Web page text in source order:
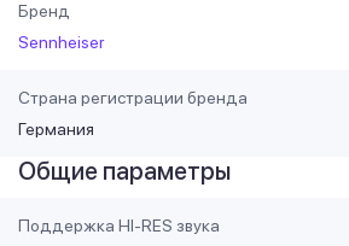
Бренд
Sennheiser
Страна регистрации бренда
Германия
Общие параметры
Поддержка HI-RES звука